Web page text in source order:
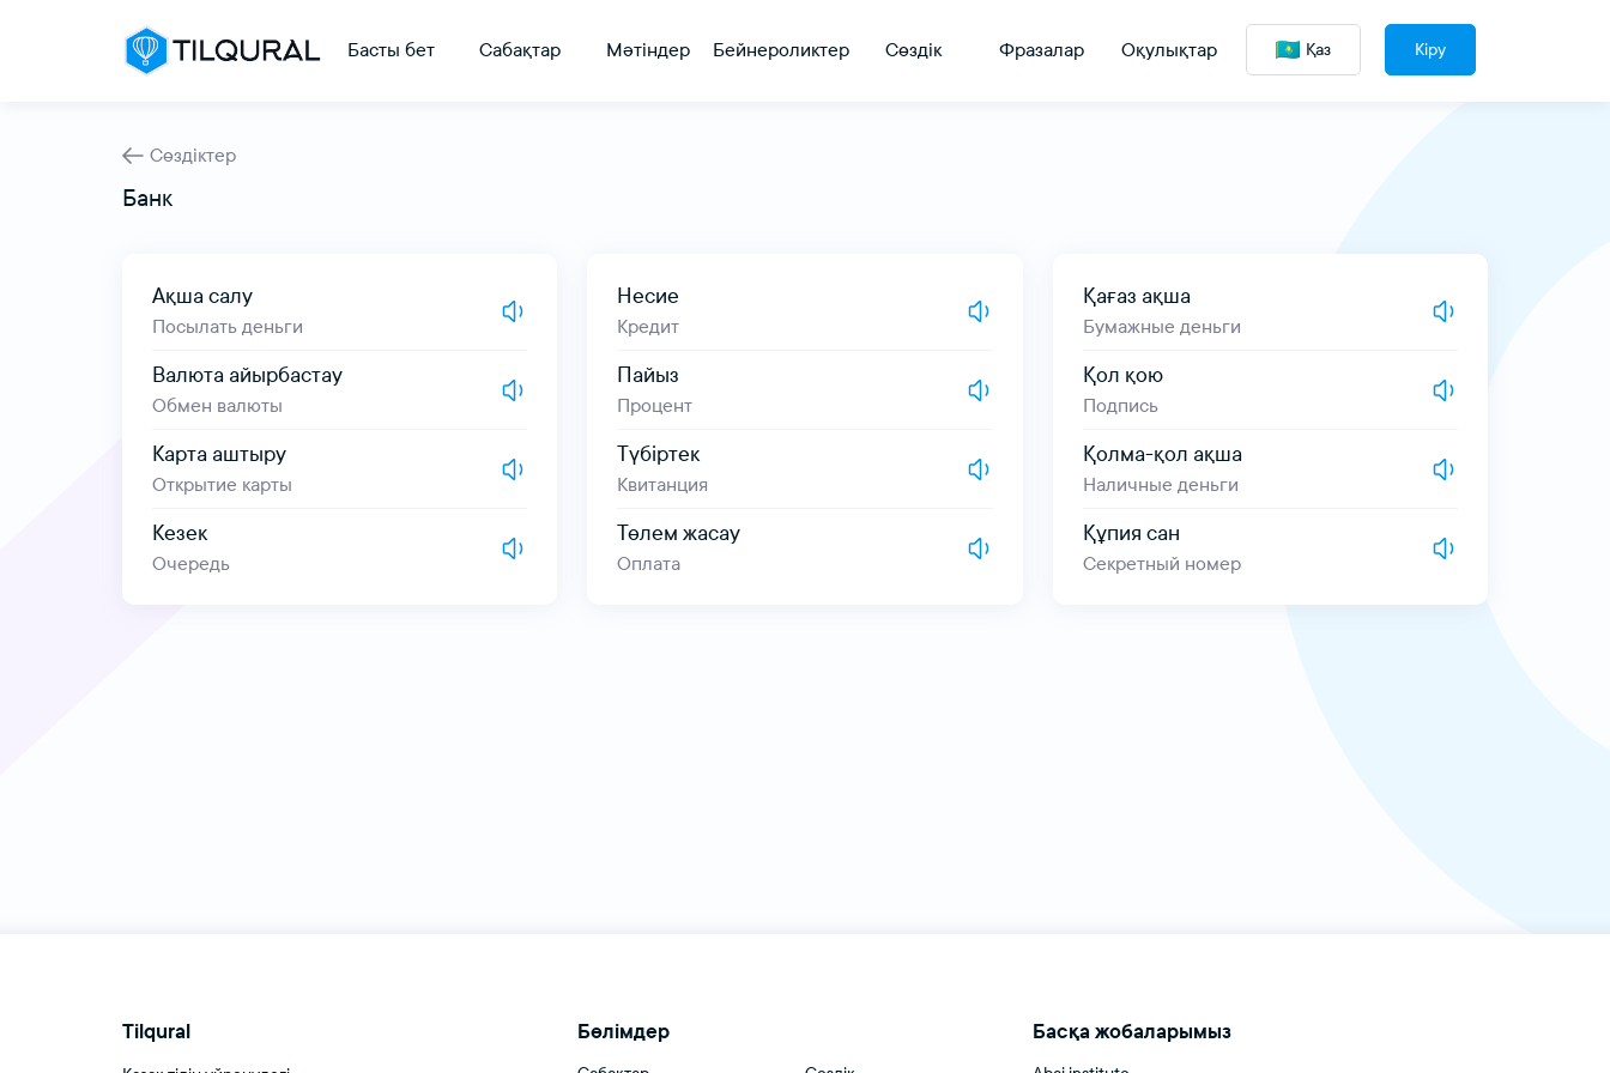
Басты бет Сабақтар Мәтіндер Бейнероликтер Сөздік Фразалар Оқулықтар Қаз Кіру
Сөздіктер
Банк
Ақша салу
Посылать деньги
Валюта айырбастау
Обмен валюты
Карта аштыру
Открытие карты
Кезек
Очередь
Несие
Кредит
Пайыз
Процент
Түбіртек
Квитанция
Төлем жасау
Оплата
Қағаз ақша
Бумажные деньги
Қол қою
Подпись
Қолма-қол ақша
Наличные деньги
Құпия сан
Секретный номер
Tilqural Бөлімдер Басқа жобаларымыз